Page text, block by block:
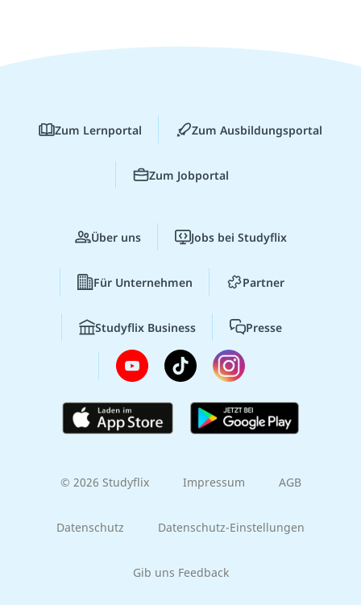
Zum Lernportal Zum Ausbildungsportal
Zum Jobportal
Über uns Jobs bei Studyflix
Für Unternehmen Partner
Studyflix Business Presse
© 2026 Studyflix Impressum AGB
Datenschutz Datenschutz-Einstellungen
Gib uns Feedback